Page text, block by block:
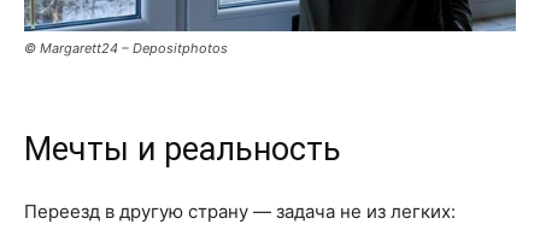
© Margarett24 – Depositphotos
Мечты и реальность
Переезд в другую страну — задача не из легких: